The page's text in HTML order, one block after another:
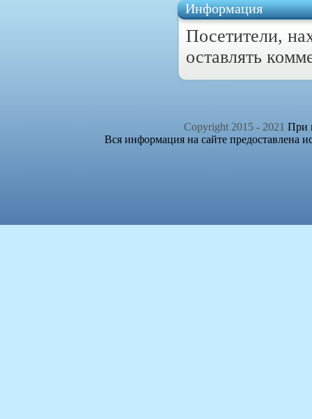
Информация
Посетители,
оставлять
Copyright 2015 - 2021 При
Вся информация на сайте предоставлена